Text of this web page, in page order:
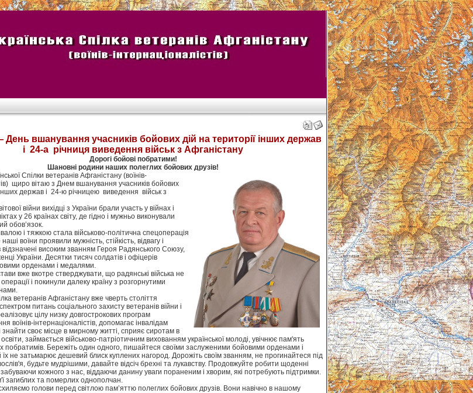
вшанування учасників бойових дій на території інших держав
і 24-а річниця виведення військ з Афганістану
Дорогі бойові побратими!
Шановні родини наших полеглих бойових друзів!
Спілки ветеранів Афганістану (воїнів-
щиро вітаю з Днем вшанування учасників бойових
інших держав і 24-ю річницею виведення військ з
війни вихідці з України брали участь у війнах і
у 26 країнах світу, де гідно і мужньо виконували
обов’язок.
і тяжкою стала військово-політична спецоперація
воїни проявили мужність, стійкість, відвагу і
відзначені високим званням Героя Радянського Союзу,
України. Десятки тисяч солдатів і офіцерів
орденами і медалями.
вже вкотре стверджувати, що радянські війська не
і покинули далеку країну з розгорнутими
ветеранів Афганістану вже чверть століття
питань соціального захисту ветеранів війни і
цілу низку довгострокових програм
воїнів-інтернаціоналістів, допомагає інвалідам
знайти своє місце в мирному житті, сприяє сиротам в
займається військово-патріотичним вихованням української молоді, увічнює пам'ять
побратимів. Бережіть один одного, пишайтеся своїми заслуженими бойовими орденами і
не затьмарює дешевий блиск куплених нагород. Дорожіть своїм званням, не прогинайтеся під
будьте мудрішими, давайте відсіч брехні та лукавству. Продовжуйте робити щоденні
кожного з нас, віддаючи данину уваги пораненим і хворим, які потребують підтримки.
загиблих та померлих однополчан.
голови перед світлою пам’яттю полеглих бойових друзів. Вони навічно в нашому